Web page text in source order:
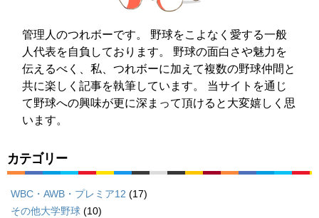
管理人のつれボーです。 野球をこよなく愛する一般
人代表を自負しております。 野球の面白さや魅力を
伝えるべく、私、つれボーに加えて複数の野球仲間と
共に楽しく記事を執筆しています。 当サイトを通じ
て野球への興味が更に深まって頂けると大変嬉しく思
います。
カテゴリー
WBC・AWB・プレミア12 (17)
その他大学野球 (10)